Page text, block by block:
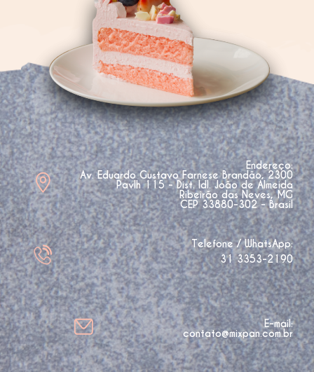
Endereço:
Av. Eduardo Gustavo Farnese Brandão, 2300
Pavlh 115 - Dist. Idl. João de Almeida
Ribeirão das Neves, MG
CEP 33880-302 - Brasil
Telefone / WhatsApp:
31 3353-2190
E-mail:
contato@mixpan.com.br